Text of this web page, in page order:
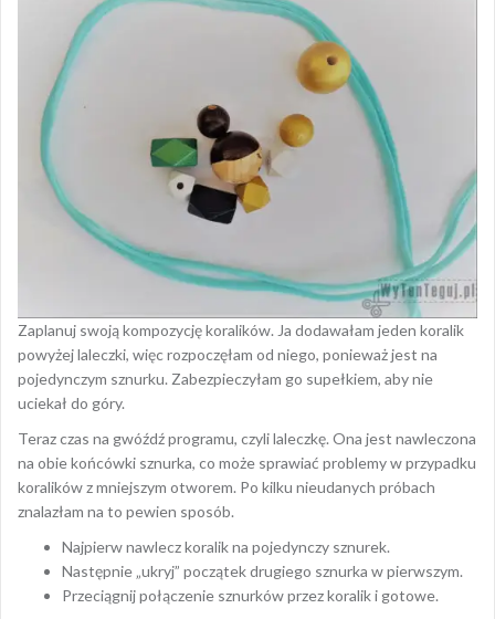
Zaplanuj swoją kompozycję koralików. Ja dodawałam jeden koralik
powyżej laleczki, więc rozpoczęłam od niego, ponieważ jest na
pojedynczym sznurku. Zabezpieczyłam go supełkiem, aby nie
uciekał do góry.
Teraz czas na gwóźdź programu, czyli laleczkę. Ona jest nawleczona
na obie końcówki sznurka, co może sprawiać problemy w przypadku
koralików z mniejszym otworem. Po kilku nieudanych próbach
znalazłam na to pewien sposób.
Najpierw nawlecz koralik na pojedynczy sznurek.
Następnie „ukryj” początek drugiego sznurka w pierwszym.
Przeciągnij połączenie sznurków przez koralik i gotowe.